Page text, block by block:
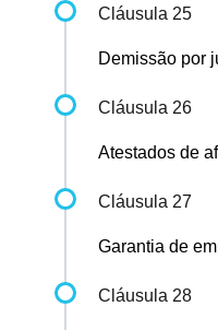
Cláusula 25
Demissão por
Cláusula 26
Atestados de
Cláusula 27
Garantia de
Cláusula 28